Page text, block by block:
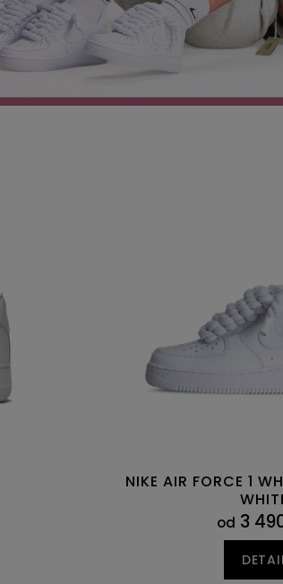
NIKE AIR FORCE 1
od 3